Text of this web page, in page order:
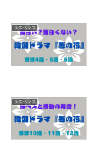
サスペンス
サスペンス